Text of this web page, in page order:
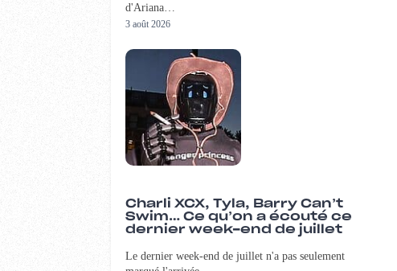
d'Ariana…
3 août 2026
Charli XCX, Tyla, Barry Can’t
Swim… Ce qu’on a écouté ce
dernier week-end de juillet
Le dernier week-end de juillet n'a pas seulement